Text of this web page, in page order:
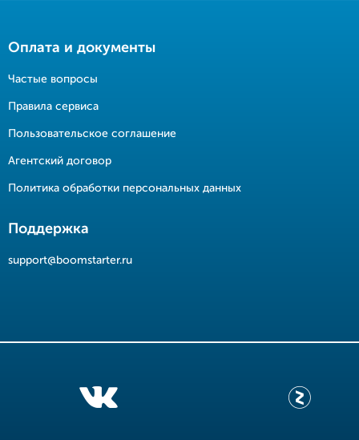
Оплата и документы
Частые вопросы
Правила сервиса
Пользовательское соглашение
Агентский договор
Политика обработки персональных данных
Поддержка
support@boomstarter.ru